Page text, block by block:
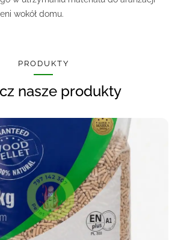
wokół domu.
PRODUKTY
nasze produkty